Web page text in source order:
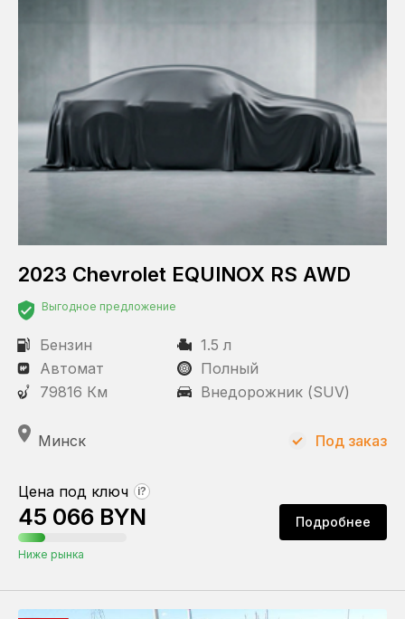
2023 Chevrolet EQUINOX RS AWD
Выгодное предложение
Бензин
1.5 л
Автомат
Полный
79816 Км
Внедорожник (SUV)
Минск
Цена под ключ ?
45 066 BYN
Ниже рынка
Подробнее
Под заказ